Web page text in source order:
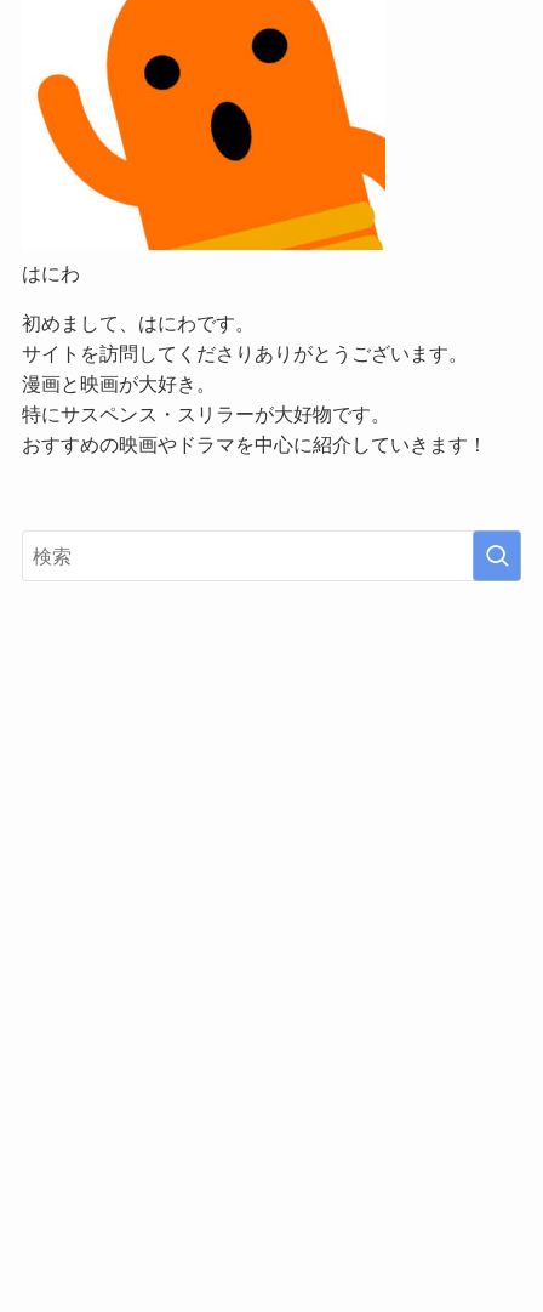
はにわ
初めまして、はにわです。
サイトを訪問してくださりありがとうございます。
漫画と映画が大好き。
特にサスペンス・スリラーが大好物です。
おすすめの映画やドラマを中心に紹介していきます！